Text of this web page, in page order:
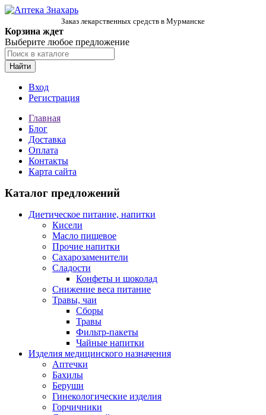
Заказ лекарственных средств в Мурманске
Корзина ждет
Выберите любое предложение
Найти
Вход
Регистрация
Главная
Блог
Доставка
Оплата
Контакты
Карта сайта
Каталог предложений
Диетическое питание, напитки
Кисели
Масло пищевое
Прочие напитки
Сахарозаменители
Сладости
Конфеты и шоколад
Снижение веса питание
Травы, чаи
Сборы
Травы
Фильтр-пакеты
Чайные напитки
Изделия медицинского назначения
Аптечки
Бахилы
Беруши
Гинекологические изделия
Горчичники